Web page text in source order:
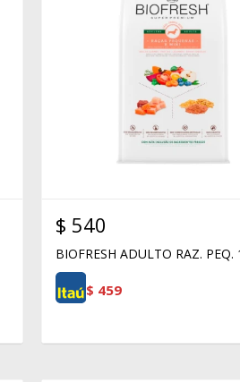
$ 540
BIOFRESH ADULTO RAZ. PEQ.
$ 459